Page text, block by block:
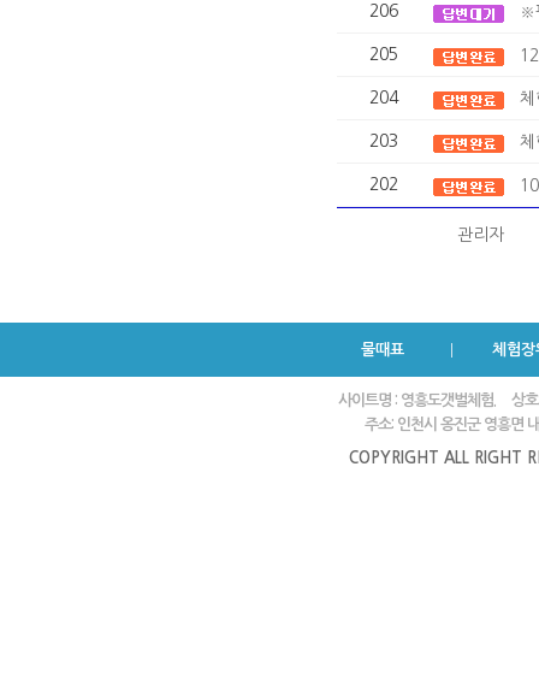
206 ※
205
204 체
203 체
202
관리자
물때표 체험장
사이트명 : 영흥도갯벌체험.
상
주소: 인천시 옹진군 영흥면
COPYRIGHT ALL RIGHT